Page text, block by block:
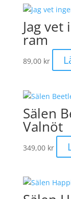
Jag
ram
89,00 kr
Sälen
Valnöt
349,00 kr